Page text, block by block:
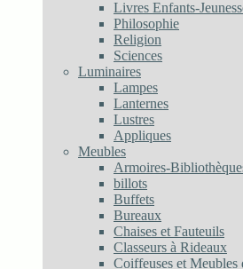
Livres Enfants-
Philosophie
Religion
Sciences
Luminaires
Lampes
Lanternes
Lustres
Appliques
Meubles
Armoires-
billots
Buffets
Bureaux
Chaises et Fauteuils
Classeurs à Rideaux
Coiffeuses et Meubles